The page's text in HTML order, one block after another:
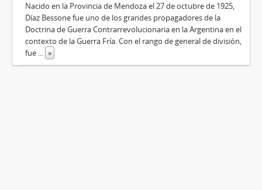
Nacido en la Provincia de Mendoza el 27 de octubre de 1925,
Díaz Bessone fue uno de los grandes propagadores de la
Doctrina de Guerra Contrarrevolucionaria en la Argentina en el
contexto de la Guerra Fría. Con el rango de general de división,
fue ... »